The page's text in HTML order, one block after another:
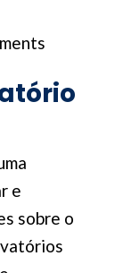
e
sobre o